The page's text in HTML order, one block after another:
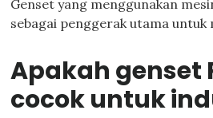
Genset yang menggunakan
sebagai penggerak utama untuk
Apakah genset
cocok untuk